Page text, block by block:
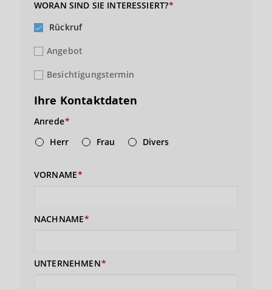
WORAN SIND SIE INTERESSIERT?
Rückruf
Angebot
Besichtigungstermin
Ihre Kontaktdaten
Anrede
Herr
Frau Divers
VORNAME
NACHNAME
UNTERNEHMEN